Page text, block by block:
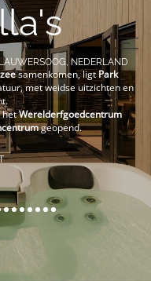
NEDERLAND
samenkomen, ligtPark
met weidse uitzichten en
hetWerelderfgoedcentrum
geopend.